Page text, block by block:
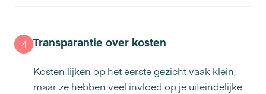
4 Transparantie over kosten
Kosten lijken op het eerste gezicht vaak klein,
maar ze hebben veel invloed op je uiteindelijke